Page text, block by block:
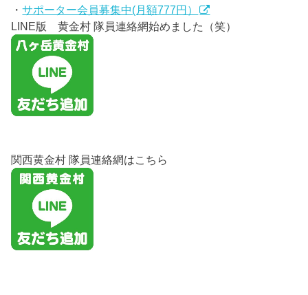
・サポーター会員募集中(月額777円）
LINE版 黄金村 隊員連絡網始めました（笑）
関西黄金村 隊員連絡網はこちら